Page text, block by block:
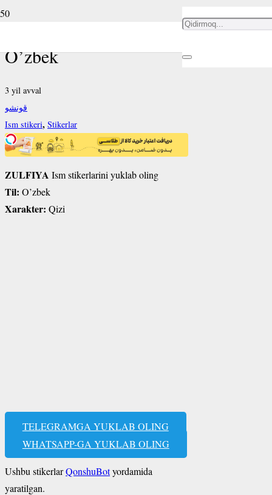
O’zbek
3 yil avval
قونشو
Ism stikeri, Stikerlar
ZULFIYA Ism stikerlarini yuklab oling
Til: O’zbek
Xarakter: Qizi
TELEGRAMGA YUKLAB OLING
WHATSAPP-GA YUKLAB OLING
Ushbu stikerlarQonshuBotyordamida
yaratilgan.